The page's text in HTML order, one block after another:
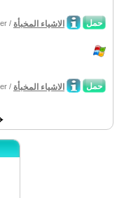
حمل / الاشياء المخبأة
حمل / الاشياء المخبأة